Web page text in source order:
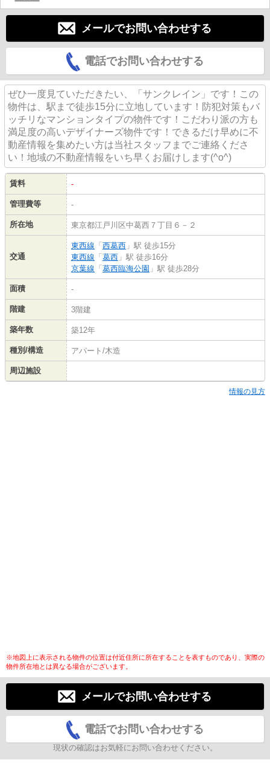
メールでお問い合わせする
電話でお問い合わせする
ぜひ一度見ていただきたい、「サンクレイン」です！この
物件は、駅まで徒歩15分に立地しています！防犯対策もバ
ッチリなマンションタイプの物件です！こだわり派の方も
満足度の高いデザイナーズ物件です！できるだけ早めに不
動産情報を集めたい方は当社スタッフまでご連絡くださ
い！地域の不動産情報をいち早くお届けします(^o^)
賃料 -
管理費等 -
所在地 東京都江戸川区中葛西７丁目６－２
交通
東西線 「 西葛西 」駅 徒歩15分
東西線 「 葛西 」駅 徒歩16分
京葉線 「 葛西臨海公園 」駅 徒歩28分
面積 -
階建 3階建
築年数 築12年
種別/構造 アパート/木造
周辺施設
情報の見方
※地図上に表示される物件の位置は付近住所に所在することを表すものであり、実際の
物件所在地とは異なる場合がございます。
メールでお問い合わせする
電話でお問い合わせする
現状の確認はお気軽にお問い合わせください。